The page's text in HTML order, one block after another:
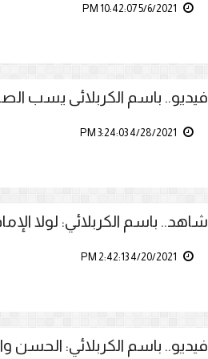
فيديو.. باسم الكربلائى يسب
شاهد.. باسم الكربلائي: لولا
فيديو.. باسم الكربلائي: الحسن